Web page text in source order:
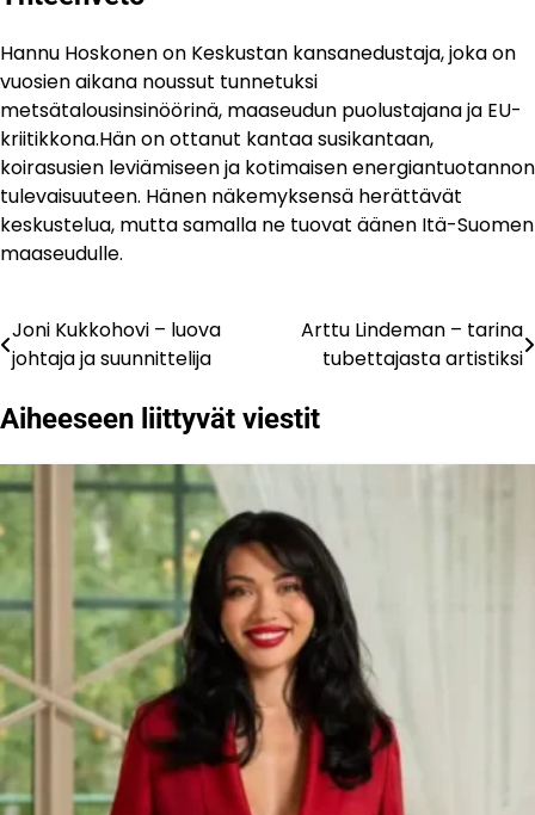
Hannu Hoskonen on Keskustan kansanedustaja, joka on
vuosien aikana noussut tunnetuksi
metsätalousinsinöörinä, maaseudun puolustajana ja EU-
kriitikkona.Hän on ottanut kantaa susikantaan,
koirasusien leviämiseen ja kotimaisen energiantuotannon
tulevaisuuteen. Hänen näkemyksensä herättävät
keskustelua, mutta samalla ne tuovat äänen Itä-Suomen
maaseudulle.
Artikkelien
selaus
Joni Kukkohovi – luova
johtaja ja suunnittelija
Arttu Lindeman – tarina
tubettajasta artistiksi
Aiheeseen liittyvät viestit